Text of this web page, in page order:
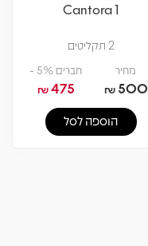
Cantora 1
2 תקליטים
מחיר
500
₪
חברים 5% -
475
₪
הוספה לסל